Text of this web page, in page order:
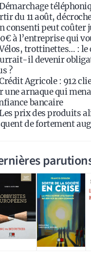
du 11 août,
consenti peut coûter
à l’entreprise qui
trottinettes… : le
il devenir
?
Agricole : 912
une arnaque qui
bancaire
prix des produits
de fortement